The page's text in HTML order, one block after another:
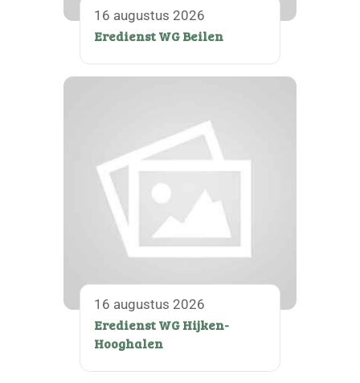
16 augustus 2026
Eredienst WG Beilen
16 augustus 2026
Eredienst WG Hijken-
Hooghalen